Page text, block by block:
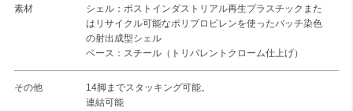
素材
シェル：ポストインダストリアル再生プラスチックまた
はリサイクル可能なポリプロピレンを使ったバッチ染色
の射出成型シェル
ベース：スチール（トリバレントクローム仕上げ）
その他
14脚までスタッキング可能。
連結可能